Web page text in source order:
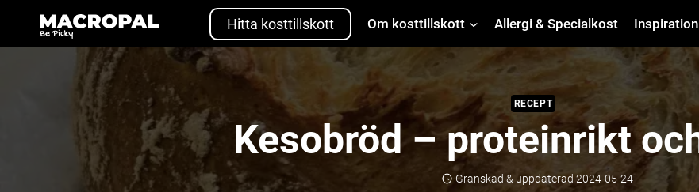
content
Hitta kosttillskott Om kosttillskott Allergi & Specialkost
RECEPT
Kesobröd – proteinrikt
Granskad & uppdaterad 2024-05-24